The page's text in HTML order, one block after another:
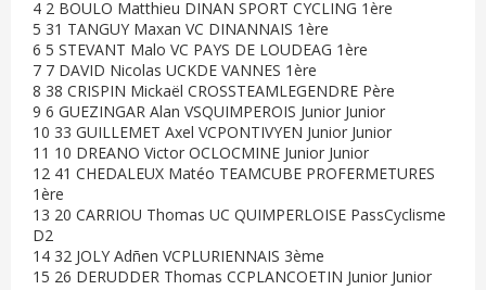
4 2 BOULO Matthieu DINAN SPORT CYCLING 1ère
5 31 TANGUY Maxan VC DINANNAIS 1ère
6 5 STEVANT Malo VC PAYS DE LOUDEAG 1ère
7 7 DAVID Nicolas UCKDE VANNES 1ère
8 38 CRISPIN Mickaël CROSSTEAMLEGENDRE Père
9 6 GUEZINGAR Alan VSQUIMPEROIS Junior Junior
10 33 GUILLEMET Axel VCPONTIVYEN Junior Junior
11 10 DREANO Victor OCLOCMINE Junior Junior
12 41 CHEDALEUX Matéo TEAMCUBE PROFERMETURES
1ère
13 20 CARRIOU Thomas UC QUIMPERLOISE PassCyclisme
D2
14 32 JOLY Adñen VCPLURIENNAIS 3ème
15 26 DERUDDER Thomas CCPLANCOETIN Junior Junior